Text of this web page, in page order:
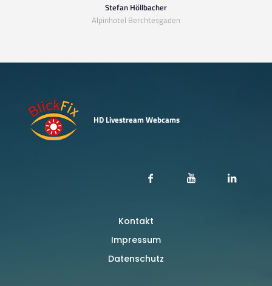
Stefan Höllbacher
Alpinhotel Berchtesgaden
HD Livestream Webcams
Kontakt
Impressum
Datenschutz